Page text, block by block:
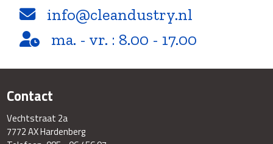
info@cleandustry.nl
ma. - vr. : 8.00 - 17.00
Contact
Vechtstraat 2a
7772 AX Hardenberg